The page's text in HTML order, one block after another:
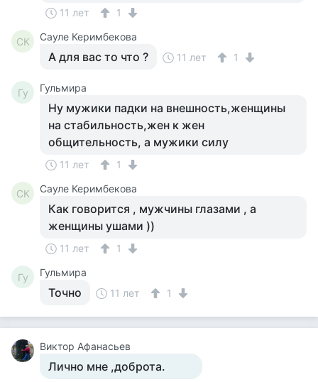
11 лет 1
СК Сауле Керимбекова
А для вас то что ? 11 лет 1
Гу Гульмира
Ну мужики падки на внешность,женщины
на стабильность,жен к жен
общительность, а мужики силу
11 лет 1
СК Сауле Керимбекова
Как говорится , мужчины глазами , а
женщины ушами ))
11 лет 1
Гу Гульмира
Точно 11 лет 1
Виктор Афанасьев
Лично мне ,доброта.